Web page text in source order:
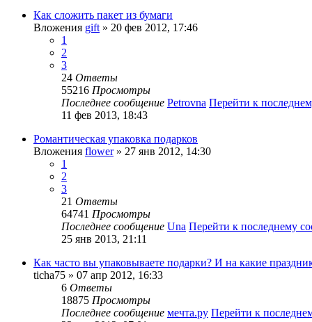
Как сложить пакет из бумаги
Вложения gift » 20 фев 2012, 17:46
1
2
3
24 Ответы
55216 Просмотры
Последнее сообщение Petrovna Перейти к
11 фев 2013, 18:43
Романтическая упаковка подарков
Вложения flower» 27 янв 2012, 14:30
1
2
3
21 Ответы
64741 Просмотры
Последнее сообщение Una Перейти к последнему
25 янв 2013, 21:11
Как часто вы упаковываете подарки? И на какие
ticha75 » 07 апр 2012, 16:33
6 Ответы
18875 Просмотры
Последнее сообщение мечта.ру Перейти к